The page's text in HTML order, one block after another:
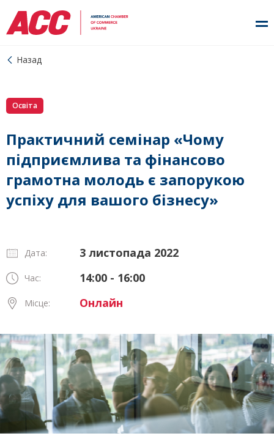
Назад
Освіта
Практичний семінар «Чому
підприємлива та фінансово
грамотна молодь є запорукою
успіху для вашого бізнесу»
Дата: 3 листопада 2022
Час: 14:00 - 16:00
Місце: Онлайн